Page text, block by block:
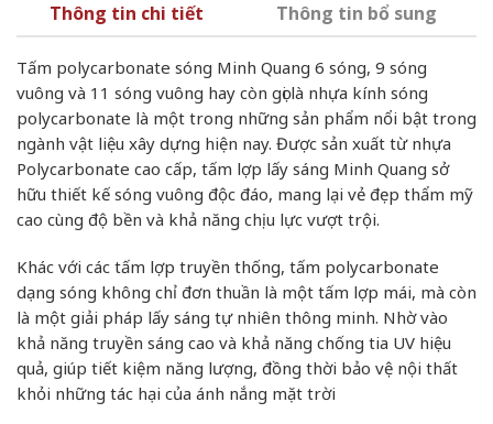
Thông tin chi tiết Thông tin bổ sung
Tấm polycarbonate sóng Minh Quang 6 sóng, 9 sóng
vuông và 11 sóng vuông hay còn gọi là nhựa kính sóng
polycarbonate là một trong những sản phẩm nổi bật trong
ngành vật liệu xây dựng hiện nay. Được sản xuất từ nhựa
Polycarbonate cao cấp, tấm lợp lấy sáng Minh Quang sở
hữu thiết kế sóng vuông độc đáo, mang lại vẻ đẹp thẩm mỹ
cao cùng độ bền và khả năng chịu lực vượt trội.
Khác với các tấm lợp truyền thống, tấm polycarbonate
dạng sóng không chỉ đơn thuần là một tấm lợp mái, mà còn
là một giải pháp lấy sáng tự nhiên thông minh. Nhờ vào
khả năng truyền sáng cao và khả năng chống tia UV hiệu
quả, giúp tiết kiệm năng lượng, đồng thời bảo vệ nội thất
khỏi những tác hại của ánh nắng mặt trời